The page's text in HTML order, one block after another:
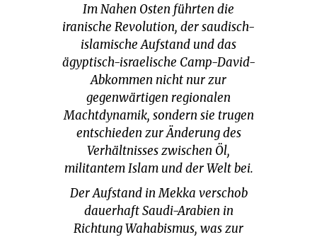
Im Nahen Osten führten die
iranische Revolution, der saudisch-
islamische Aufstand und das
ägyptisch-israelische Camp-David-
Abkommen nicht nur zur
gegenwärtigen regionalen
Machtdynamik, sondern sie trugen
entschieden zur Änderung des
Verhältnisses zwischen Öl,
militantem Islam und der Welt bei.
Der Aufstand in Mekka verschob
dauerhaft Saudi-Arabien in
Richtung Wahabismus, was zur